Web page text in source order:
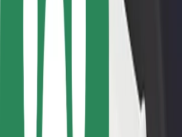
Pilsētas
Risinājumi pilsētām
Lidostas
Palīdzība
Pasažieriem